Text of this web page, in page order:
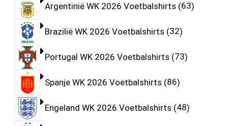
Argentinië WK 2026 Voetbalshirts 63
Brazilië WK 2026 Voetbalshirts 32
Portugal WK 2026 Voetbalshirts 73
Spanje WK 2026 Voetbalshirts 86
Engeland WK 2026 Voetbalshirts 48